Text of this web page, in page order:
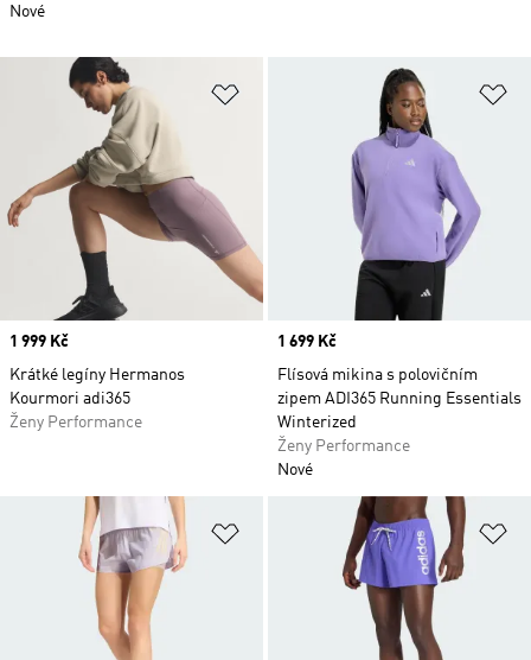
Přidat do seznamu přání
Price
1 999 Kč
Krátké legíny Hermanos
Kourmori adi365
Ženy Performance
Price
1 699 Kč
Flísová mikina s polovičním
zipem ADI365 Running Essentials
Winterized
Ženy Performance
Nové
Přidat do seznamu přání
Nové